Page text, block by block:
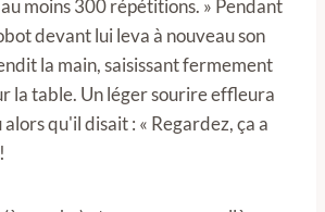
moins 300 répétitions. » Pendant
devant lui leva à nouveau son
la main, saisissant fermement
la table. Un léger sourire effleura
qu'il disait : « Regardez, ça a